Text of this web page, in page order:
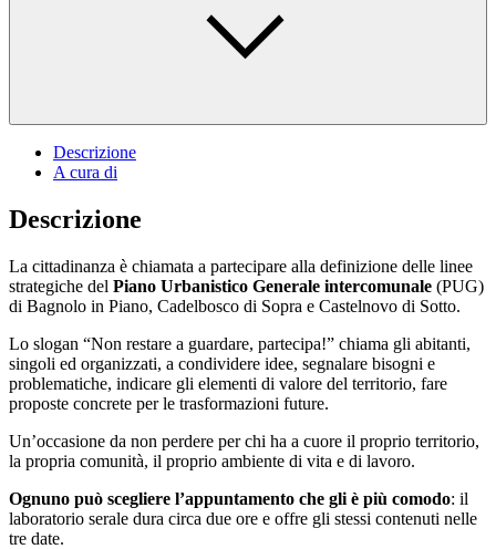
Descrizione
A cura di
Descrizione
La cittadinanza è chiamata a partecipare alla definizione delle linee
strategiche del Piano Urbanistico Generale intercomunale (PUG)
di Bagnolo in Piano, Cadelbosco di Sopra e Castelnovo di Sotto.
Lo slogan “Non restare a guardare, partecipa!” chiama gli abitanti,
singoli ed organizzati, a condividere idee, segnalare bisogni e
problematiche, indicare gli elementi di valore del territorio, fare
proposte concrete per le trasformazioni future.
Un’occasione da non perdere per chi ha a cuore il proprio territorio,
la propria comunità, il proprio ambiente di vita e di lavoro.
Ognuno può scegliere l’appuntamento che gli è più comodo: il
laboratorio serale dura circa due ore e offre gli stessi contenuti nelle
tre date.